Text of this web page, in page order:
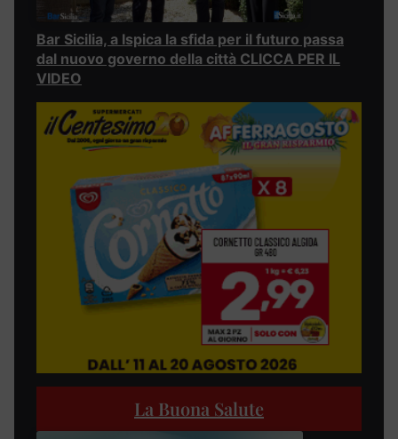
Bar Sicilia, a Ispica la sfida per il futuro passa
dal nuovo governo della città CLICCA PER IL
VIDEO
La Buona Salute